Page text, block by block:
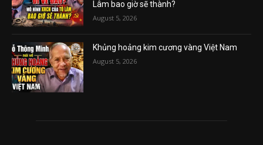
Lâm bao giờ sẽ thành?
August 5, 2026
Khủng hoảng kim cương vàng Việt Nam
August 5, 2026